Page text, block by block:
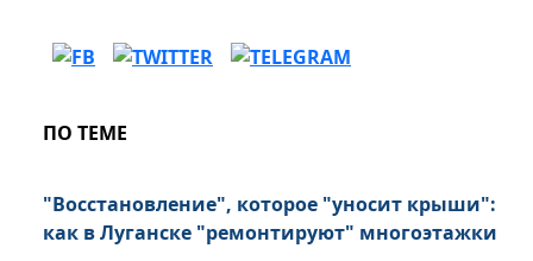
ПО ТЕМЕ
"Восстановление", которое "уносит крыши":
как в Луганске "ремонтируют" многоэтажки